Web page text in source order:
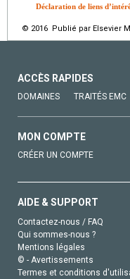
Déclaration de liens
© 2016 Publié par Elsevier
ACCÈS RAPIDES
DOMAINES TRAITÉS EMC
MON COMPTE
CRÉER UN COMPTE
AIDE & SUPPORT
Contactez-nous / FAQ
Qui sommes-nous ?
Mentions légales
© - Avertissements
Termes et conditions